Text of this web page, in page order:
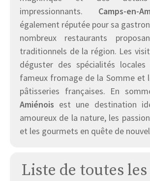
impressionnants. Camps-en-
également réputée pour sa
nombreux restaurants
traditionnels de la région. Les
déguster des spécialités
fameux fromage de la Somme et
pâtisseries françaises. En
Amiénois est une destination
amoureux de la nature, les
et les gourmets en quête de
Liste de toutes